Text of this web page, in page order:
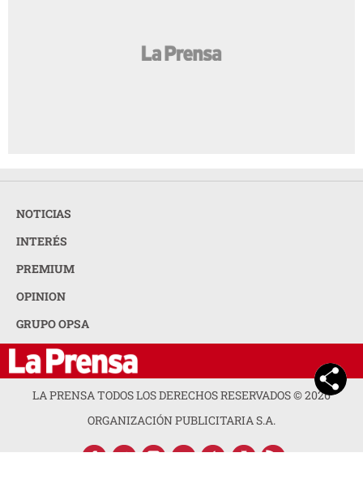
NOTICIAS
INTERÉS
PREMIUM
OPINION
GRUPO OPSA
LA PRENSA TODOS LOS DERECHOS RESERVADOS ©2026
ORGANIZACIÓN PUBLICITARIA S.A.